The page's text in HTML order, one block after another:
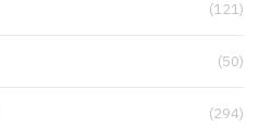
(121)
(50)
(294)